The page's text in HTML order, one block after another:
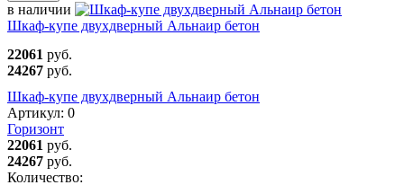
в наличии
Шкаф-купе двухдверный Альнаир бетон
22061 руб.
24267 руб.
Шкаф-купе двухдверный Альнаир бетон
Артикул: 0
Горизонт
22061 руб.
24267 руб.
Количество: